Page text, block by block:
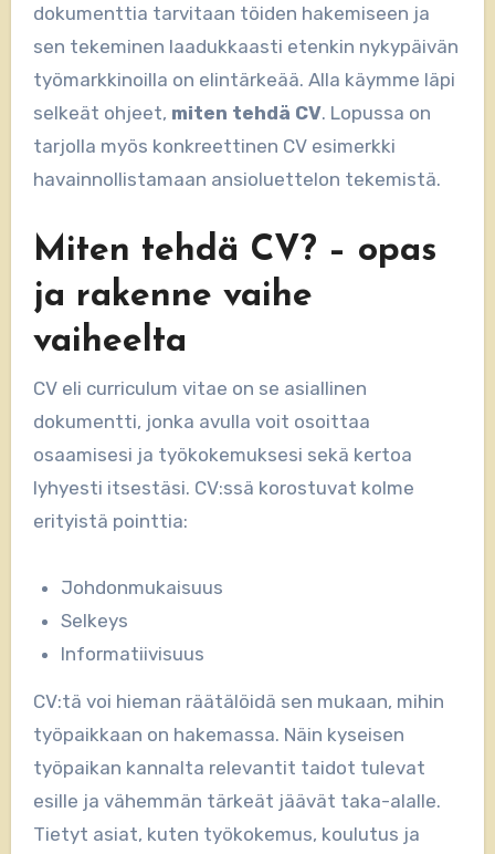
dokumenttia tarvitaan töiden hakemiseen ja
sen tekeminen laadukkaasti etenkin nykypäivän
työmarkkinoilla on elintärkeää. Alla käymme läpi
selkeät ohjeet, miten tehdä CV. Lopussa on
tarjolla myös konkreettinen CV esimerkki
havainnollistamaan ansioluettelon tekemistä.
Miten tehdä CV? – opas
ja rakenne vaihe
vaiheelta
CV eli curriculum vitae on se asiallinen
dokumentti, jonka avulla voit osoittaa
osaamisesi ja työkokemuksesi sekä kertoa
lyhyesti itsestäsi. CV:ssä korostuvat kolme
erityistä pointtia:
Johdonmukaisuus
Selkeys
Informatiivisuus
CV:tä voi hieman räätälöidä sen mukaan, mihin
työpaikkaan on hakemassa. Näin kyseisen
työpaikan kannalta relevantit taidot tulevat
esille ja vähemmän tärkeät jäävät taka-alalle.
Tietyt asiat, kuten työkokemus, koulutus ja